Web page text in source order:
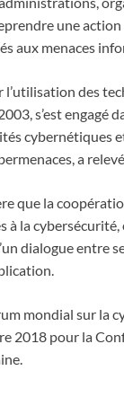
une
aux menaces
des
s’est engagé
cybernétiques
a
que la
la
dialogue entre
mondial sur la
2018 pour la